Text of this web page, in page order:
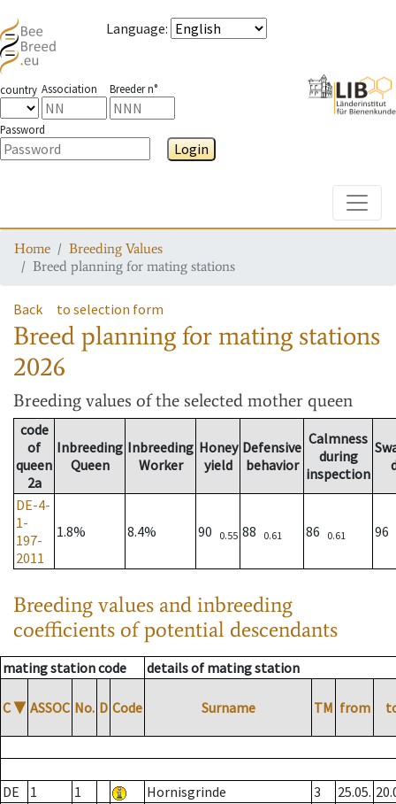
Language:
country Association Breeder n°
Password
Login
Home
Breeding Values
Breed planning for mating stations
Back to selection form
Breed planning for mating stations
2026
Breeding values of the selected mother queen
code
of
queen
2a
Inbreeding
Queen
Inbreeding
Worker
Honey
yield
Defensive
behavior
Calmness
during
inspection
DE-4-
1-
197-
2011
1.8% 8.4% 90 0.55 88 0.61 86 0.61 96
Breeding values and inbreeding
coefficients of potential descendants
mating station code details of mating station
C ▼ ASSOC No. D Code Surname TM from
DE 1 1 Hornisgrinde 3 25.05.